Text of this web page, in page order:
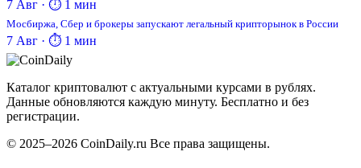
7 Авг · ⏱ 1 мин
Мосбиржа, Сбер и брокеры запускают легальный крипторынок в России
7 Авг · ⏱ 1 мин
Каталог криптовалют с актуальными курсами в рублях.
Данные обновляются каждую минуту. Бесплатно и без
регистрации.
© 2025–2026 CoinDaily.ru Все права защищены.